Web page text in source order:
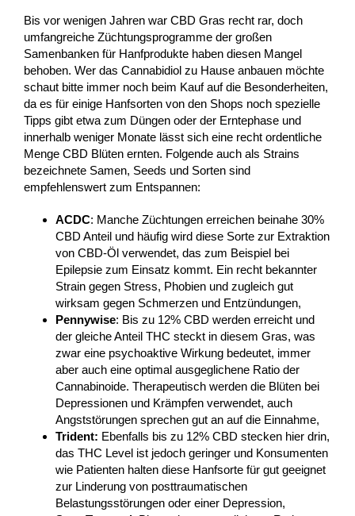
Bis vor wenigen Jahren war CBD Gras recht rar, doch
umfangreiche Züchtungsprogramme der großen
Samenbanken für Hanfprodukte haben diesen Mangel
behoben. Wer das Cannabidiol zu Hause anbauen möchte
schaut bitte immer noch beim Kauf auf die Besonderheiten,
da es für einige Hanfsorten von den Shops noch spezielle
Tipps gibt etwa zum Düngen oder der Erntephase und
innerhalb weniger Monate lässt sich eine recht ordentliche
Menge CBD Blüten ernten. Folgende auch als Strains
bezeichnete Samen, Seeds und Sorten sind
empfehlenswert zum Entspannen:
ACDC: Manche Züchtungen erreichen beinahe 30%
CBD Anteil und häufig wird diese Sorte zur Extraktion
von CBD-Öl verwendet, das zum Beispiel bei
Epilepsie zum Einsatz kommt. Ein recht bekannter
Strain gegen Stress, Phobien und zugleich gut
wirksam gegen Schmerzen und Entzündungen,
Pennywise: Bis zu 12% CBD werden erreicht und
der gleiche Anteil THC steckt in diesem Gras, was
zwar eine psychoaktive Wirkung bedeutet, immer
aber auch eine optimal ausgeglichene Ratio der
Cannabinoide. Therapeutisch werden die Blüten bei
Depressionen und Krämpfen verwendet, auch
Angststörungen sprechen gut an auf die Einnahme,
Trident: Ebenfalls bis zu 12% CBD stecken hier drin,
das THC Level ist jedoch geringer und Konsumenten
wie Patienten halten diese Hanfsorte für gut geeignet
zur Linderung von posttraumatischen
Belastungsstörungen oder einer Depression,